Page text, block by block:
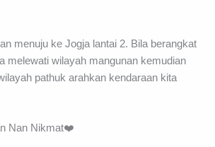
menuju ke Jogja lantai 2. Bila berangkat
melewati wilayah mangunan kemudian
pathuk arahkan kendaraan kita
Nan Nikmat❤️